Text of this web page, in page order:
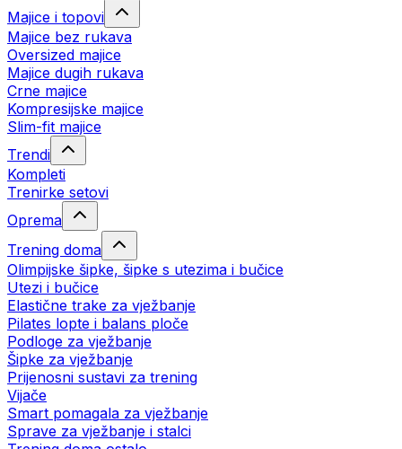
Majice i topovi
Majice bez rukava
Oversized majice
Majice dugih rukava
Crne majice
Kompresijske majice
Slim-fit majice
Trendi
Kompleti
Trenirke setovi
Oprema
Trening doma
Olimpijske šipke, šipke s utezima i bučice
Utezi i bučice
Elastične trake za vježbanje
Pilates lopte i balans ploče
Podloge za vježbanje
Šipke za vježbanje
Prijenosni sustavi za trening
Vijače
Smart pomagala za vježbanje
Sprave za vježbanje i stalci